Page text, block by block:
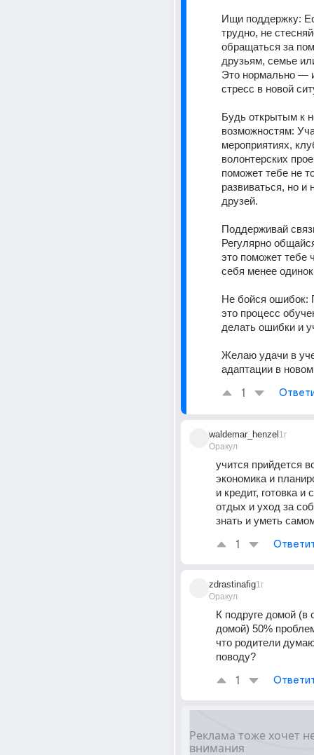
Ищи поддержку:
трудно, не
обращаться за
друзьям, семье
Это нормально —
стресс в новой
Будь открытым к
возможностям:
мероприятиях,
волонтерских
поможет тебе не
развиваться, но и
друзей.
Поддерживай
Регулярно
это поможет тебе
себя менее
Не бойся ошибок:
это процесс
Желаю удачи в
адаптации в
1
waldemar_henzel
Оракул
1г
учится прийдется
экономика и
и кредит, готовка и
отдых и уход за
знать и уметь
1
zdrastinafig
Оракул
1г
К подруге домой (в
домой) 50%
что родители
поводу?
1